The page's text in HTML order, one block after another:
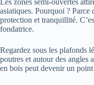
asiatiques. Pourquoi ? Parce
protection et tranquillité.
fondatrice.
Regardez sous les plafonds
poutres et autour des angles
en bois peut devenir un